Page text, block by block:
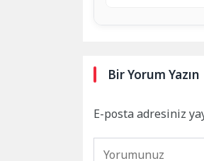
Bir Yorum Yazın
E-posta adresiniz